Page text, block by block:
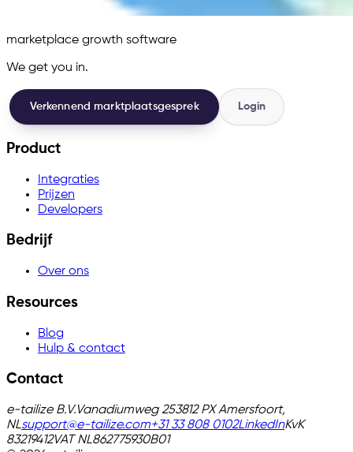
marketplace growth software
We get you in.
Verkennend marktplaatsgesprek Login
Product
Integraties
Prijzen
Developers
Bedrijf
Over ons
Resources
Blog
Hulp & contact
Contact
e-tailize B.V.Vanadiumweg 253812 PX Amersfoort,
NLsupport@e-tailize.com+31 33 808 0102LinkedInKvK
83219412VAT NL862775930B01